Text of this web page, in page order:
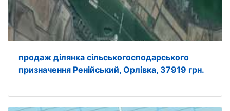
продаж ділянка сільськогосподарського
призначення Ренійський, Орлівка, 37919 грн.